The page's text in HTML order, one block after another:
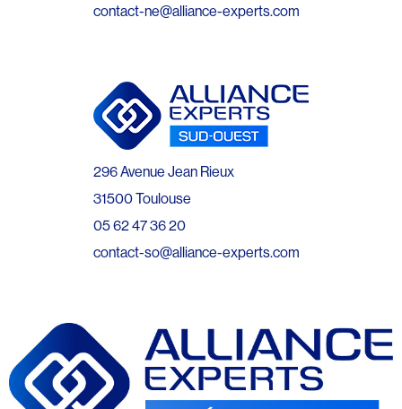
contact-ne@alliance-experts.com
296 Avenue Jean Rieux
31500 Toulouse
05 62 47 36 20
contact-so@alliance-experts.com